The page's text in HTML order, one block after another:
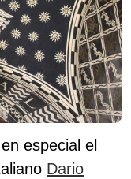
especial el
Dario